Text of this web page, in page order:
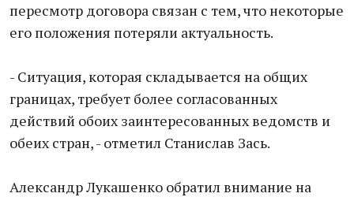
пересмотр договора связан с тем, что некоторые
его положения потеряли актуальность.
- Ситуация, которая складывается на общих
границах, требует более согласованных
действий обоих заинтересованных ведомств и
обеих стран, - отметил Станислав Зась.
Александр Лукашенко обратил внимание на